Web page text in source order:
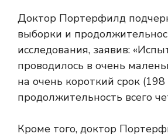
Доктор Портерфилд
выборки и
исследования, заявив:
проводилось в очень
на очень короткий срок (198
продолжительность всего
Кроме того, доктор